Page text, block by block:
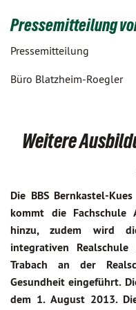
Pressemitteilung
Pressemitteilung
Büro Blatzheim-Roegler
Weitere
Die BBS Bernkastel-
kommt die Fachschule
hinzu, zudem wird
integrativen
Trabach an der
Gesundheit eingeführt.
dem 1. August 2013.